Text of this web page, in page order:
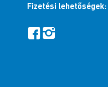
Fizetési lehetőségek: